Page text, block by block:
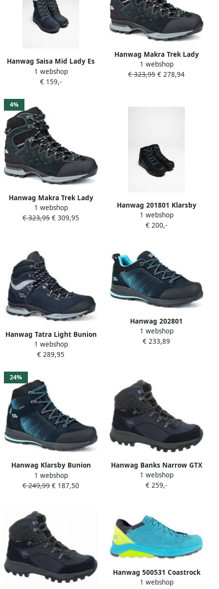
Hanwag Saisa Mid Lady Es
Light Dames (Navy Asphalt)
1 webshop
€ 159,-
Hanwag Makra Trek Lady
Gtx
1 webshop
€ 323,95 € 278,94
4%
Hanwag Makra Trek Lady
Gtx
1 webshop
€ 323,95 € 309,95
Hanwag 201801 Klarsby
Bunion Lady GTX Navy Sky
1 webshop
€ 200,-
Hanwag Tatra Light Bunion
Lady LL Dames Hoge
Wandelschoen Navy
1 webshop
€ 289,95
Hanwag 202801
1 webshop
€ 233,89
24%
Hanwag Klarsby Bunion
Lady GTX 007518 navy sky
Schoenen Wandelschoenen
1 webshop
€ 249,99 € 187,50
Hanwag Banks Narrow GTX
Dames wandelschoenen
1 webshop
€ 259,-
Hanwag 500531 Coastrock
Low Lady ES Icefall Sulphur
1 webshop